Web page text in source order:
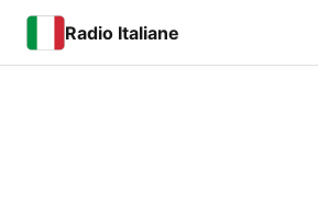
Radio Italiane